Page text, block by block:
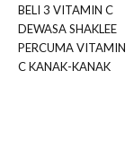
BELI 3 VITAMIN C
DEWASA SHAKLEE
PERCUMA VITAMIN
C KANAK-KANAK